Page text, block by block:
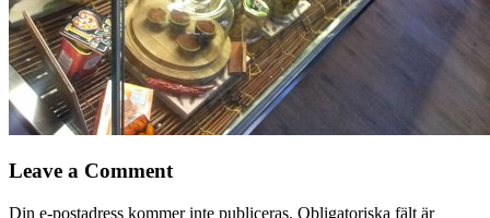
Leave a Comment
Din e-postadress kommer inte publiceras. Obligatoriska fält är